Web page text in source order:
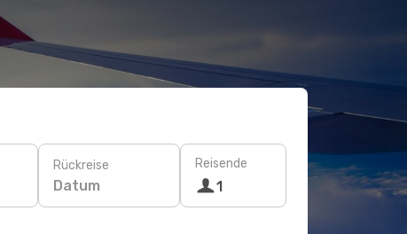
Rückreise
Datum
Reisende
1